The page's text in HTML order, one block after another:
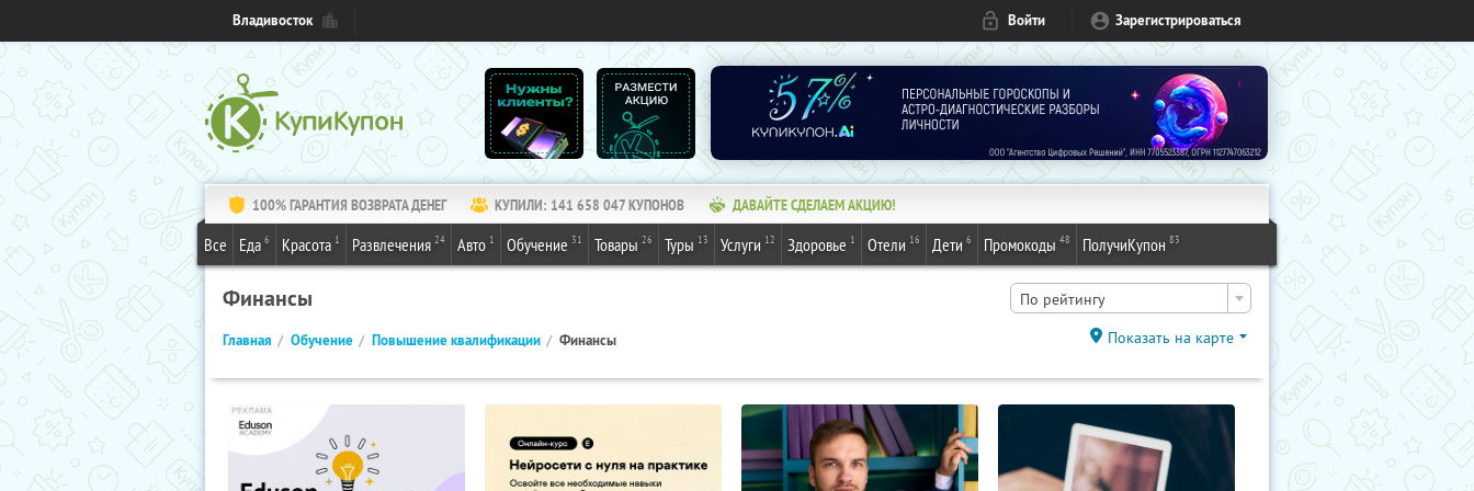
Владивосток Войти Зарегистрироваться
100% ГАРАНТИЯ ВОЗВРАТА ДЕНЕГ КУПИЛИ: 141 658 047КУПОНОВ ДАВАЙТЕ СДЕЛАЕМ АКЦИЮ!
Все Еда 6 Красота 1 Развлечения 24 Авто 1 Обучение 31 Товары 26 Туры 13 Услуги 12 Здоровье 1 Отели 16 Дети 6 Промокоды 48 ПолучиКупон 83
Финансы По рейтингу
Главная Обучение Повышение квалификации Финансы Показать на карте